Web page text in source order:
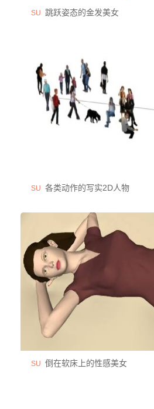
SU 跳跃姿态的金发美女
SU 各类动作的写实2D人物
SU 倒在软床上的性感美女